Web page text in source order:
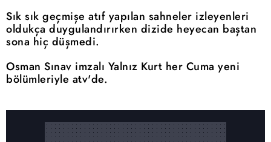
Sık sık geçmişe atıf yapılan sahneler izleyenleri
oldukça duygulandırırken dizide heyecan baştan
sona hiç düşmedi.
Osman Sınav imzalı Yalnız Kurt her Cuma yeni
bölümleriyle atv'de.